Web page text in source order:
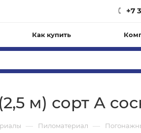
+7
Как купить
м) сорт А
— Пиломатериал —